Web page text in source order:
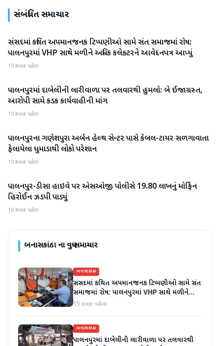
સંબંધિત સમાચાર
બનાસકાંઠા
સંસદમાં કથિત અપમાનજનક ટિપ્પણીઓ સામે સંત સમાજમાં રોષ:
પાલનપુરમાં VHP સાથે મળીને અધિક કલેક્ટરને આવેદનપત્ર આપ્યું
15 કલાક પહેલા
બનાસકાંઠા
પાલનપુરમાં દાબેલીની લારીવાળા પર તલવારથી હુમલો: બે ઈજાગ્રસ્ત,
આરોપી સામે કડક કાર્યવાહીની માંગ
15 કલાક પહેલા
બનાસકાંઠા
પાલનપુરના ગણેશપુરા અર્બન હેલ્થ સેન્ટર પાસે કેબલ-ટાયર સળગાવાતા
ફેલાયેલા ધુમાડાથી લોકો પરેશાન
15 કલાક પહેલા
બનાસકાંઠા
પાલનપુર-ડીસા હાઇવે પર એસઓજી પોલીસે 19.80 લાખનું મોર્ફિન
હિરોઈન ઝડપી પાડ્યું
16 કલાક પહેલા
બનાસકાંઠાના વધુ સમાચાર
બનાસકાંઠા
સંસદમાં કથિત અપમાનજનક ટિપ્પણીઓ સામે સંત
સમાજમાં રોષ: પાલનપુરમાં VHP સાથે મળીને
અધિક કલેક્ટરને આવેદનપત્ર આપ્યું
15 કલાક પહેલા
બનાસકાંઠા
પાલનપુરમાં દાબેલીની લારીવાળા પર તલવારથી